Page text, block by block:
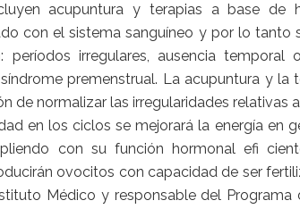
acupuntura y terapias a base de
con el sistema sanguíneo y por lo tanto
períodos irregulares, ausencia temporal
premenstrual. La acupuntura y la
de normalizar las irregularidades relativas
en los ciclos se mejorará la energía en
con su función hormonal efi
ovocitos con capacidad de ser
Médico y responsable del Programa